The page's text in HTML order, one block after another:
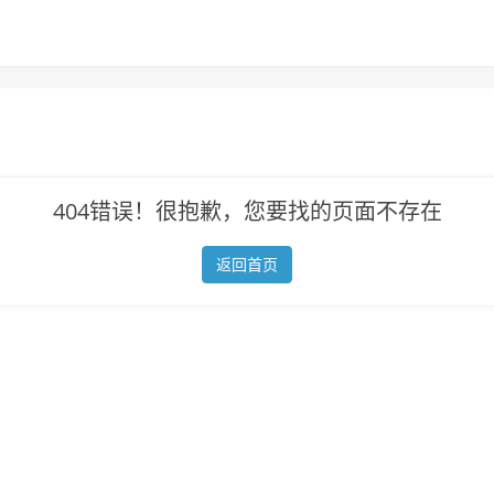
404错误！很抱歉，您要找的页面不存在
返回首页